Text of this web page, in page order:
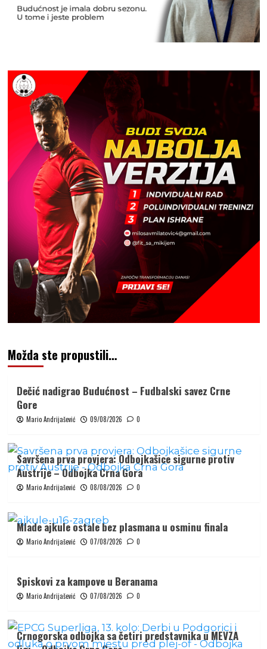
Možda ste propustili…
Dečić nadigrao Budućnost – Fudbalski savez Crne
Gore
Mario Andrijašević 09/08/2026 0
Savršena prva provjera: Odbojkašice sigurne protiv
Austrije – Odbojka Crna Gora
Mario Andrijašević 08/08/2026 0
Mlade ajkule ostale bez plasmana u osminu finala
Mario Andrijašević 07/08/2026 0
Spiskovi za kampove u Beranama
Mario Andrijašević 07/08/2026 0
Crnogorska odbojka sa četiri predstavnika u MEVZA